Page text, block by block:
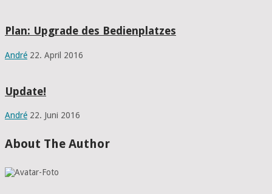
Plan: Upgrade des Bedienplatzes
André 22. April 2016
Update!
André 22. Juni 2016
About The Author